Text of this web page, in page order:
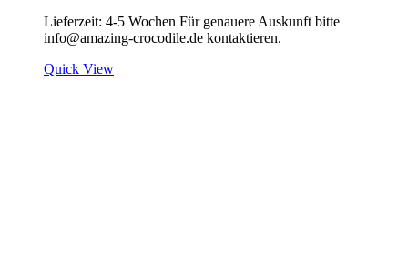
Lieferzeit: 4-5 Wochen Für genauere Auskunft bitte
info@amazing-crocodile.de kontaktieren.
Quick View